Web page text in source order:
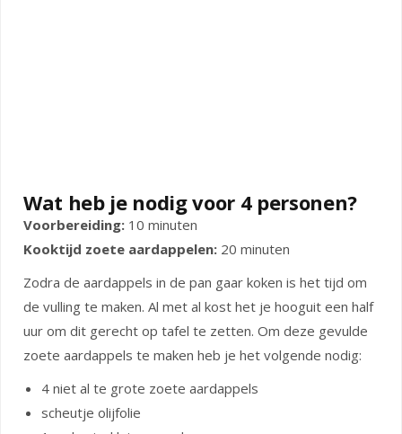
Wat heb je nodig voor 4 personen?
Voorbereiding: 10 minuten
Kooktijd zoete aardappelen: 20 minuten
Zodra de aardappels in de pan gaar koken is het tijd om
de vulling te maken. Al met al kost het je hooguit een half
uur om dit gerecht op tafel te zetten. Om deze gevulde
zoete aardappels te maken heb je het volgende nodig:
4 niet al te grote zoete aardappels
scheutje olijfolie